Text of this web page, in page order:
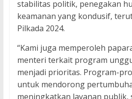
stabilitas politik, penegakan
keamanan yang kondusif,
Pilkada 2024.
“Kami juga memperoleh
menteri terkait program
menjadi prioritas. Program-
untuk mendorong
meningkatkan layanan publik,